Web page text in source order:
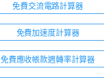
免費交流電路計算器
免費加速度計算器
免費應收帳款週轉率計算器